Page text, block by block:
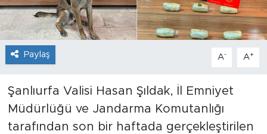
Paylaş A- A+
Şanlıurfa Valisi Hasan Şıldak, İl Emniyet
Müdürlüğü ve Jandarma Komutanlığı
tarafından son bir haftada gerçekleştirilen